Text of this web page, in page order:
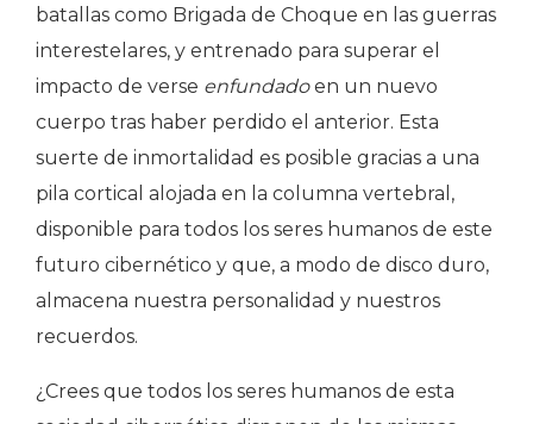
batallas como Brigada de Choque en las guerras
interestelares, y entrenado para superar el
impacto de verse enfundadoen un nuevo
cuerpo tras haber perdido el anterior. Esta
suerte de inmortalidad es posible gracias a una
pila cortical alojada en la columna vertebral,
disponible para todos los seres humanos de este
futuro cibernético y que, a modo de disco duro,
almacena nuestra personalidad y nuestros
recuerdos.
¿Crees que todos los seres humanos de esta